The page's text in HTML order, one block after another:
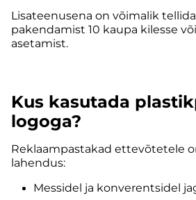
Lisateenusena on võimalik
pakendamist 10 kaupa kilesse
asetamist.
Kus kasutada
logoga?
Reklaampastakad ettevõtetele
lahendus:
Messidel ja konverentsidel